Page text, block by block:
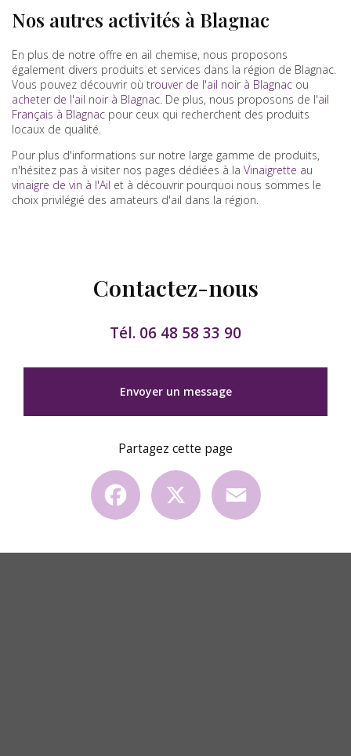
Nos autres activités à Blagnac
En plus de notre offre en ail chemise, nous proposons
également divers produits et services dans la région de Blagnac.
Vous pouvez découvrir où trouver de l'ail noir à Blagnac ou
acheter de l'ail noir à Blagnac. De plus, nous proposons de l'ail
Français à Blagnac pour ceux qui recherchent des produits
locaux de qualité.
Pour plus d'informations sur notre large gamme de produits,
n'hésitez pas à visiter nos pages dédiées à la Vinaigrette au
vinaigre de vin à l'Ail et à découvrir pourquoi nous sommes le
choix privilégié des amateurs d'ail dans la région.
Contactez-nous
Tél. 06 48 58 33 90
Envoyer un message
Partagez cette page
Facebook